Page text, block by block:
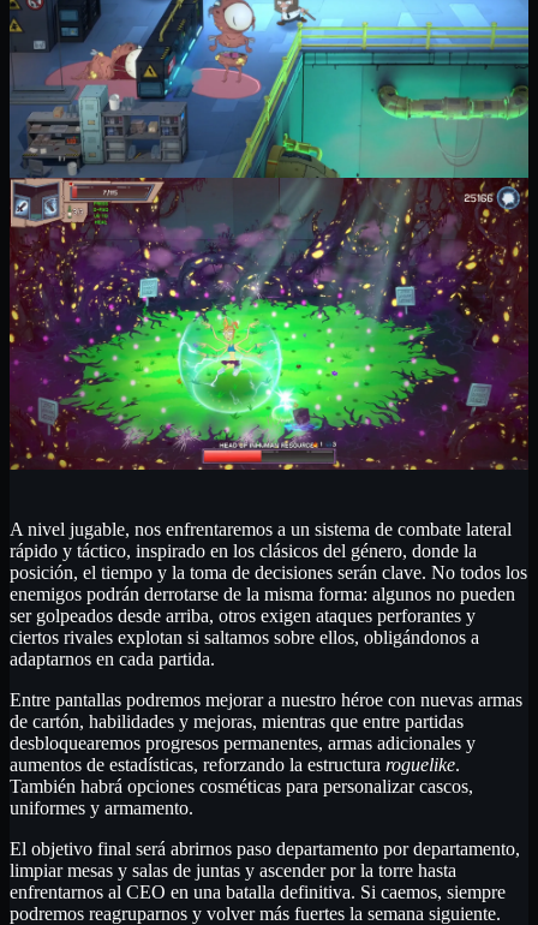
A nivel jugable, nos enfrentaremos a un sistema de combate lateral
rápido y táctico, inspirado en los clásicos del género, donde la
posición, el tiempo y la toma de decisiones serán clave. No todos los
enemigos podrán derrotarse de la misma forma: algunos no pueden
ser golpeados desde arriba, otros exigen ataques perforantes y
ciertos rivales explotan si saltamos sobre ellos, obligándonos a
adaptarnos en cada partida.
Entre pantallas podremos mejorar a nuestro héroe con nuevas armas
de cartón, habilidades y mejoras, mientras que entre partidas
desbloquearemos progresos permanentes, armas adicionales y
aumentos de estadísticas, reforzando la estructura roguelike.
También habrá opciones cosméticas para personalizar cascos,
uniformes y armamento.
El objetivo final será abrirnos paso departamento por departamento,
limpiar mesas y salas de juntas y ascender por la torre hasta
enfrentarnos al CEO en una batalla definitiva. Si caemos, siempre
podremos reagruparnos y volver más fuertes la semana siguiente.